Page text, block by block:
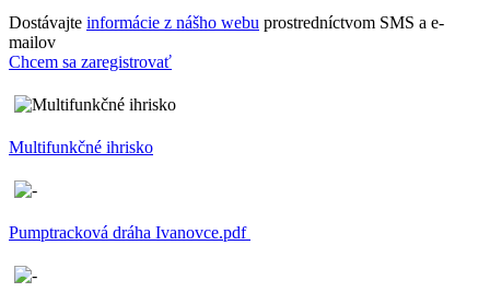
Dostávajte informácie z nášho webu prostredníctvom SMS a e-
mailov
Chcem sa zaregistrovať
Multifunkčné ihrisko
Pumptracková dráha Ivanovce.pdf